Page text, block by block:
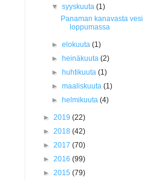
▼syyskuuta(1)
Panaman kanavasta vesi
loppumassa
►elokuuta(1)
►
heinäkuuta(2)
►
huhtikuuta(1)
►maaliskuuta(1)
►
helmikuuta(4)
► 2019 (22)
► 2018 (42)
► 2017 (70)
► 2016 (99)
► 2015 (79)